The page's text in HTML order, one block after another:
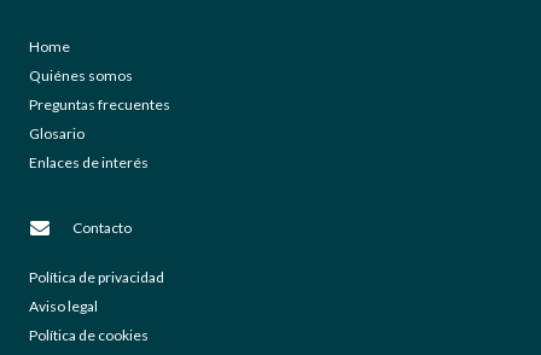
Home
Quiénes somos
Preguntas frecuentes
Glosario
Enlaces de interés
Contacto
Política de privacidad
Aviso legal
Política de cookies